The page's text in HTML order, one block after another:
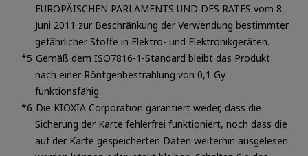
EUROPÄISCHEN PARLAMENTS UND DES RATES vom 8.
Juni 2011 zur Beschränkung der Verwendung bestimmter
gefährlicher Stoffe in Elektro- und Elektronikgeräten.
Gemäß dem ISO7816-1-Standard bleibt das Produkt
nach einer Röntgenbestrahlung von 0,1 Gy
funktionsfähig.
Die KIOXIA Corporation garantiert weder, dass die
Sicherung der Karte fehlerfrei funktioniert, noch dass die
auf der Karte gespeicherten Daten weiterhin ausgelesen